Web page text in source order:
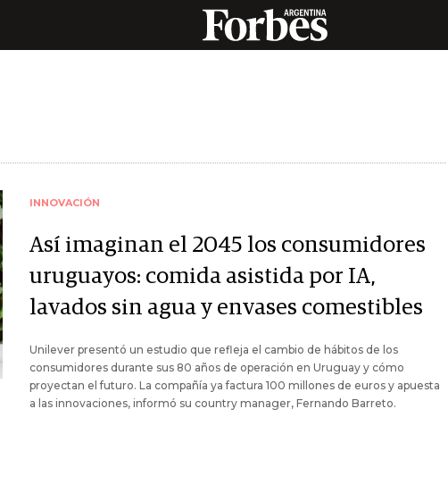
INNOVACIÓN
Así imaginan el 2045 los consumidores
uruguayos: comida asistida por IA,
lavados sin agua y envases comestibles
Unilever presentó un estudio que refleja el cambio de hábitos de los
consumidores durante sus 80 años de operación en Uruguay y cómo
proyectan el futuro. La compañía ya factura 100 millones de euros y apuesta
a las innovaciones, informó su country manager, Fernando Barreto.